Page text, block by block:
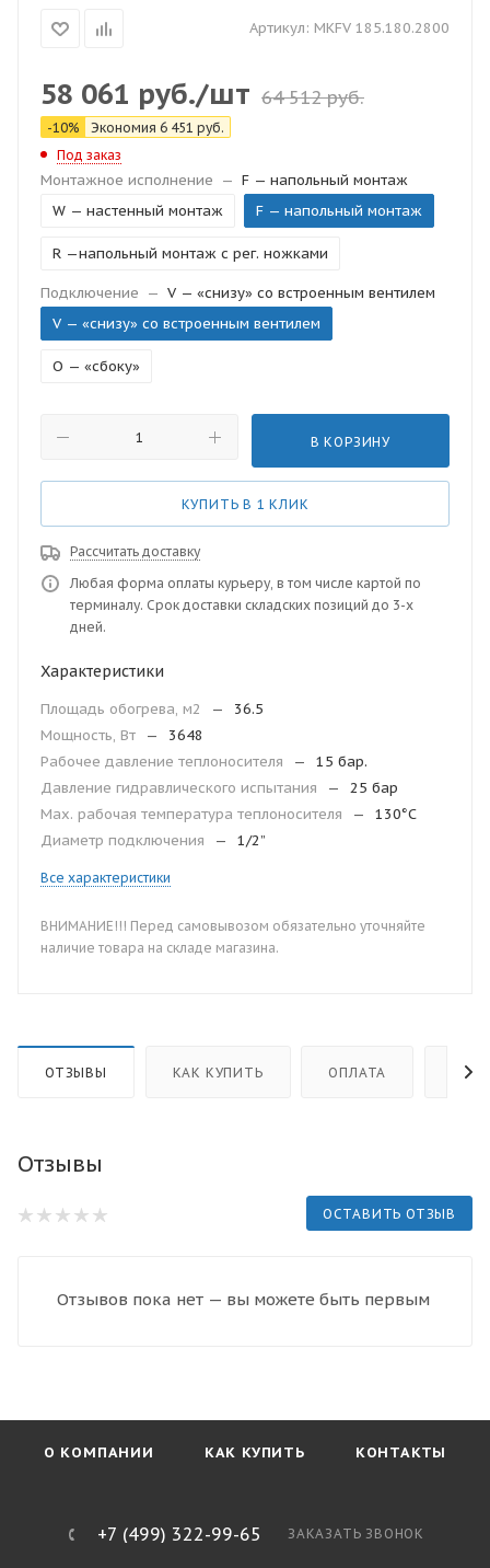
Артикул: MKFV 185.180.2800
58 061 руб./шт 64 512руб.
-10% Экономия 6 451 руб.
Под заказ
Монтажное исполнение — F — напольный монтаж
W — настенный монтаж
F — напольный монтаж
R —напольный монтаж с рег. ножками
Подключение — V — «снизу» со встроенным вентилем
V — «снизу» со встроенным вентилем
O — «сбоку»
В КОРЗИНУ
КУПИТЬ В 1 КЛИК
Рассчитать доставку
Любая форма оплаты курьеру, в том числе картой по
терминалу. Срок доставки складских позиций до 3-х
дней.
Характеристики
Площадь обогрева, м2 —
36.5
Мощность, Вт
—
3648
Рабочее давление теплоносителя
—
15 бар.
Давление гидравлического испытания
—
25 бар
Мax. рабочая температура теплоносителя
—
130°С
Диаметр подключения
— 1/2”
Все характеристики
ВНИМАНИЕ!!! Перед самовывозом обязательно уточняйте
наличие товара на складе магазина.
ОТЗЫВЫ КАК КУПИТЬ ОПЛАТА
Отзывы
ОСТАВИТЬ ОТЗЫВ
Отзывов пока нет — вы можете быть первым
О КОМПАНИИ КАК КУПИТЬ КОНТАКТЫ
+7 (499) 322-99-65 ЗАКАЗАТЬ ЗВОНОК